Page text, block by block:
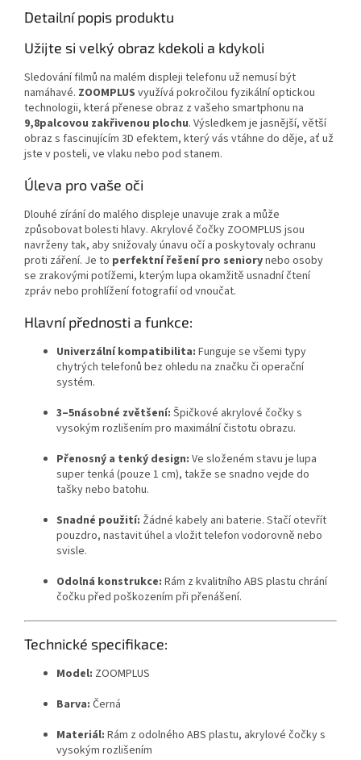
Detailní popis produktu
Užijte si velký obraz kdekoli a kdykoli
Sledování filmů na malém displeji telefonu už nemusí být
namáhavé. ZOOMPLUS využívá pokročilou fyzikální optickou
technologii, která přenese obraz z vašeho smartphonu na
9,8palcovou zakřivenou plochu. Výsledkem je jasnější, větší
obraz s fascinujícím 3D efektem, který vás vtáhne do děje, ať už
jste v posteli, ve vlaku nebo pod stanem.
Úleva pro vaše oči
Dlouhé zírání do malého displeje unavuje zrak a může
způsobovat bolesti hlavy. Akrylové čočky ZOOMPLUS jsou
navrženy tak, aby snižovaly únavu očí a poskytovaly ochranu
proti záření. Je to perfektní řešení pro seniorynebo osoby
se zrakovými potížemi, kterým lupa okamžitě usnadní čtení
zpráv nebo prohlížení fotografií od vnoučat.
Hlavní přednosti a funkce:
Univerzální kompatibilita: Funguje se všemi typy
chytrých telefonů bez ohledu na značku či operační
systém.
3–5násobné zvětšení: Špičkové akrylové čočky s
vysokým rozlišením pro maximální čistotu obrazu.
Přenosný a tenký design: Ve složeném stavu je lupa
super tenká (pouze 1 cm), takže se snadno vejde do
tašky nebo batohu.
Snadné použití: Žádné kabely ani baterie. Stačí otevřít
pouzdro, nastavit úhel a vložit telefon vodorovně nebo
svisle.
Odolná konstrukce: Rám z kvalitního ABS plastu chrání
čočku před poškozením při přenášení.
Technické specifikace:
Model: ZOOMPLUS
Barva: Černá
Materiál: Rám z odolného ABS plastu, akrylové čočky s
vysokým rozlišením